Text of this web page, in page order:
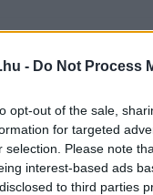
- Do Not Process
opt-out of the sale,
for targeted
selection. Please note
interest-based ads
to third parties
második
tudta tartani a
gyártó 50.